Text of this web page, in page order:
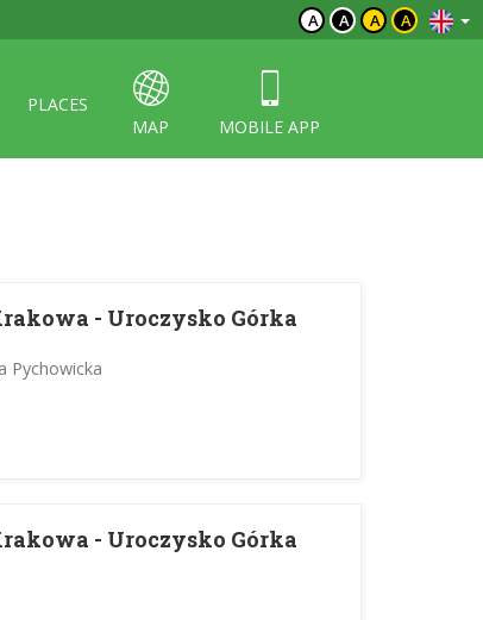
A A A A
PLACES
MAP
MOBILE APP
- Uroczysko Górka
Pychowicka
- Uroczysko Górka